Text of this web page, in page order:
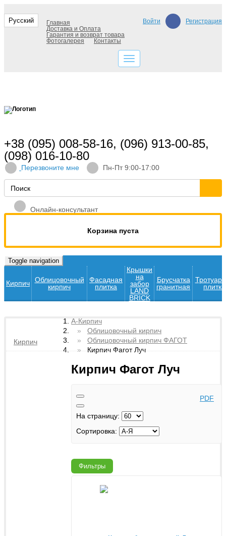
Русский Войти Регистрация
Главная
Доставка и Оплата
Гарантия и возврат товара
Фотогалерея
Контакты
+38 (095) 008-58-16, (096) 913-00-85,
(098) 016-10-80
Перезвоните мне Пн-Пт 9:00-17:00
Онлайн-консультант
Корзина пуста
Toggle navigation
Кирпич
Облицовочный
кирпич
Фасадная
плитка
Крышки
на
забор
LAND
BRICK
Брусчатка
гранитная
плитка
А-Кирпич
Облицовочный кирпич
Облицовочный кирпич ФАГОТ
Кирпич Фагот Луч
Кирпич Фагот Луч
На страницу:
Сортировка:
Фильтры
PDF
Кирпич